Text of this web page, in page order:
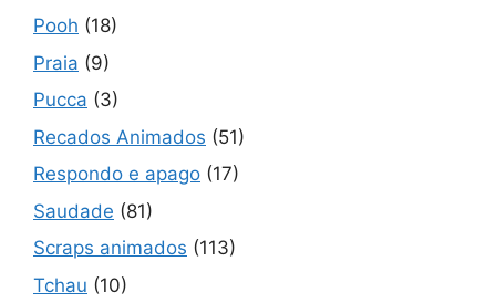
Pooh (18)
Praia (9)
Pucca (3)
Recados Animados (51)
Respondo e apago (17)
Saudade (81)
Scraps animados (113)
Tchau (10)